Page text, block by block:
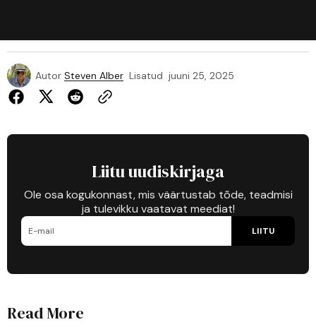
Autor Steven Alber Lisatud juuni 25, 2025
Liitu uudiskirjaga
Ole osa kogukonnast, mis väärtustab tõde, teadmisi
ja tulevikku vaatavat meediat!
LIITU
Read More